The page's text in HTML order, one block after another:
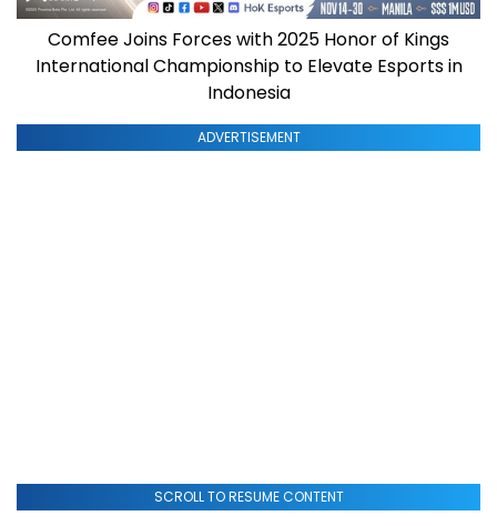
Comfee Joins Forces with 2025 Honor of Kings
International Championship to Elevate Esports in
Indonesia
ADVERTISEMENT
SCROLL TO RESUME CONTENT